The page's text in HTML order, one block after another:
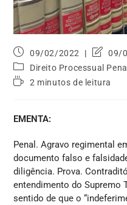
09/02/2022
09/
Direito Processual Penal
2 minutos de leitura
EMENTA:
Penal. Agravo regimental
documento falso e
diligência. Prova.
entendimento do Supremo
sentido de que o